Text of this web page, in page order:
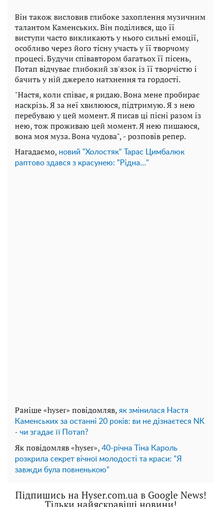
Він також висловив глибоке захоплення музичним
талантом Каменських. Він поділився, що її
виступи часто викликають у нього сильні емоції,
особливо через його тісну участь у її творчому
процесі. Будучи співавтором багатьох її пісень,
Потап відчуває глибокий зв'язок із її творчістю і
бачить у ній джерело натхнення та гордості.
"Настя, коли співає, я ридаю. Вона мене пробирає
наскрізь. Я за неї хвилююся, підтримую. Я з нею
перебуваю у цей момент. Я писав ці пісні разом із
нею, тож проживаю цей момент. Я нею пишаюся,
вона моя муза. Вона чудова", - розповів репер.
Нагадаємо, новий "Холостяк" Тарас Цимбалюк
раптово здався з красунею: "Рідна…"
Раніше «hyser» повідомляв, як змінилася Настя
Каменських за останні 20 років: ви не дізнаєтеся NK
- чи згадає її Потап?
Як повідомляв «hyser», 40-річна Тіна Кароль
розкрила секрет вічної молодості та краси: "Я
завжди була повненькою"
Підпишись на Hyser.com.ua в Google News!
Тільки найяскравіші новини!